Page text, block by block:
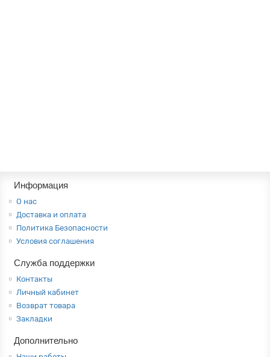
Информация
О нас
Доставка и оплата
Политика Безопасности
Условия соглашения
Служба поддержки
Контакты
Личный кабинет
Возврат товара
Закладки
Дополнительно